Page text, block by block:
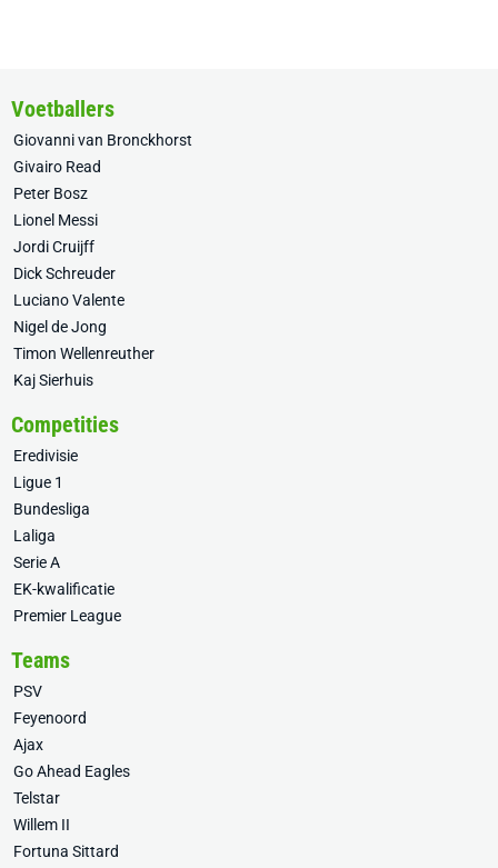
Voetballers
Giovanni van Bronckhorst
Givairo Read
Peter Bosz
Lionel Messi
Jordi Cruijff
Dick Schreuder
Luciano Valente
Nigel de Jong
Timon Wellenreuther
Kaj Sierhuis
Competities
Eredivisie
Ligue 1
Bundesliga
Laliga
Serie A
EK-kwalificatie
Premier League
Teams
PSV
Feyenoord
Ajax
Go Ahead Eagles
Telstar
Willem II
Fortuna Sittard